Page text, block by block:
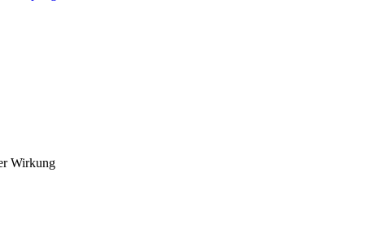
Wirkung